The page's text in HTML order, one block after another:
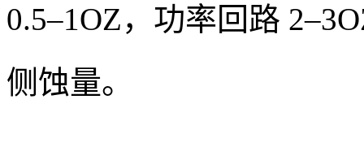
0.5–1OZ，功率回路
侧蚀量。